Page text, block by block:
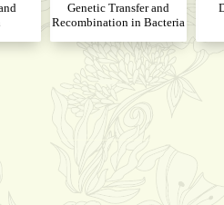
Genetic Transfer and
Recombination in Bacteria